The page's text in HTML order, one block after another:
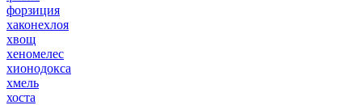
форзиция
хаконехлоя
хвощ
хеномелес
хионодокса
хмель
хоста